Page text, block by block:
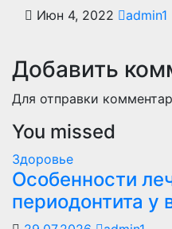
Июн 4, 2022 admin1
Добавить
Для отправки
You missed
Здоровье
Особенности
периодонтита у